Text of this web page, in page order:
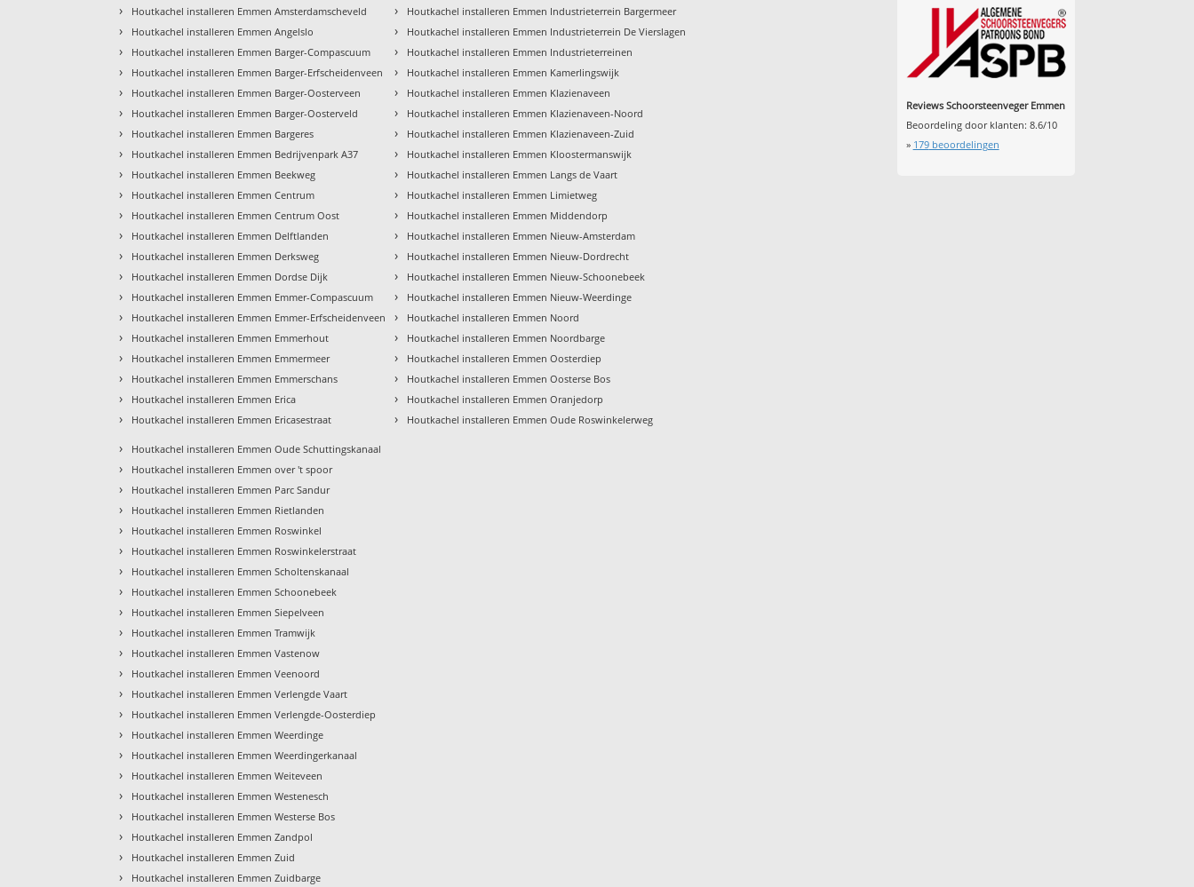
› Houtkachel installeren Emmen Amsterdamscheveld
› Houtkachel installeren Emmen Angelslo
› Houtkachel installeren Emmen Barger-Compascuum
› Houtkachel installeren Emmen Barger-Erfscheidenveen
› Houtkachel installeren Emmen Barger-Oosterveen
› Houtkachel installeren Emmen Barger-Oosterveld
› Houtkachel installeren Emmen Bargeres
› Houtkachel installeren Emmen Bedrijvenpark A37
› Houtkachel installeren Emmen Beekweg
› Houtkachel installeren Emmen Centrum
› Houtkachel installeren Emmen Centrum Oost
› Houtkachel installeren Emmen Delftlanden
› Houtkachel installeren Emmen Derksweg
› Houtkachel installeren Emmen Dordse Dijk
› Houtkachel installeren Emmen Emmer-Compascuum
› Houtkachel installeren Emmen Emmer-Erfscheidenveen
› Houtkachel installeren Emmen Emmerhout
› Houtkachel installeren Emmen Emmermeer
› Houtkachel installeren Emmen Emmerschans
› Houtkachel installeren Emmen Erica
› Houtkachel installeren Emmen Ericasestraat
› Houtkachel installeren Emmen Industrieterrein Bargermeer
› Houtkachel installeren Emmen Industrieterrein De Vierslagen
› Houtkachel installeren Emmen Industrieterreinen
› Houtkachel installeren Emmen Kamerlingswijk
› Houtkachel installeren Emmen Klazienaveen
› Houtkachel installeren Emmen Klazienaveen-Noord
› Houtkachel installeren Emmen Klazienaveen-Zuid
› Houtkachel installeren Emmen Kloostermanswijk
› Houtkachel installeren Emmen Langs de Vaart
› Houtkachel installeren Emmen Limietweg
› Houtkachel installeren Emmen Middendorp
› Houtkachel installeren Emmen Nieuw-Amsterdam
› Houtkachel installeren Emmen Nieuw-Dordrecht
› Houtkachel installeren Emmen Nieuw-Schoonebeek
› Houtkachel installeren Emmen Nieuw-Weerdinge
› Houtkachel installeren Emmen Noord
› Houtkachel installeren Emmen Noordbarge
› Houtkachel installeren Emmen Oosterdiep
› Houtkachel installeren Emmen Oosterse Bos
› Houtkachel installeren Emmen Oranjedorp
› Houtkachel installeren Emmen Oude Roswinkelerweg
› Houtkachel installeren Emmen Oude Schuttingskanaal
› Houtkachel installeren Emmen over 't spoor
› Houtkachel installeren Emmen Parc Sandur
› Houtkachel installeren Emmen Rietlanden
› Houtkachel installeren Emmen Roswinkel
› Houtkachel installeren Emmen Roswinkelerstraat
› Houtkachel installeren Emmen Scholtenskanaal
› Houtkachel installeren Emmen Schoonebeek
› Houtkachel installeren Emmen Siepelveen
› Houtkachel installeren Emmen Tramwijk
› Houtkachel installeren Emmen Vastenow
› Houtkachel installeren Emmen Veenoord
› Houtkachel installeren Emmen Verlengde Vaart
› Houtkachel installeren Emmen Verlengde-Oosterdiep
› Houtkachel installeren Emmen Weerdinge
› Houtkachel installeren Emmen Weerdingerkanaal
› Houtkachel installeren Emmen Weiteveen
› Houtkachel installeren Emmen Westenesch
› Houtkachel installeren Emmen Westerse Bos
› Houtkachel installeren Emmen Zandpol
› Houtkachel installeren Emmen Zuid
› Houtkachel installeren Emmen Zuidbarge
Reviews Schoorsteenveger Emmen
Beoordeling door klanten: 8.6/10
» 179beoordelingen